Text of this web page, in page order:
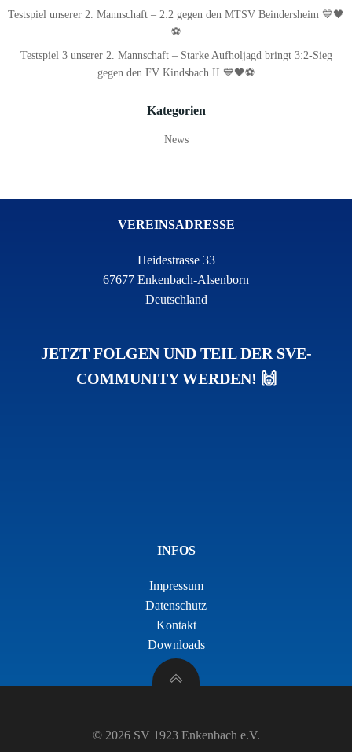
Testspiel unserer 2. Mannschaft – 2:2 gegen den MTSV Beindersheim 💙🖤
⚽
Testspiel 3 unserer 2. Mannschaft – Starke Aufholjagd bringt 3:2-Sieg
gegen den FV Kindsbach II 💙🖤⚽
Kategorien
News
VEREINSADRESSE
Heidestrasse 33
67677 Enkenbach-Alsenborn
Deutschland
JETZT FOLGEN UND TEIL DER SVE-
COMMUNITY WERDEN! 🙌
INFOS
Impressum
Datenschutz
Kontakt
Downloads
© 2026 SV 1923 Enkenbach e.V.